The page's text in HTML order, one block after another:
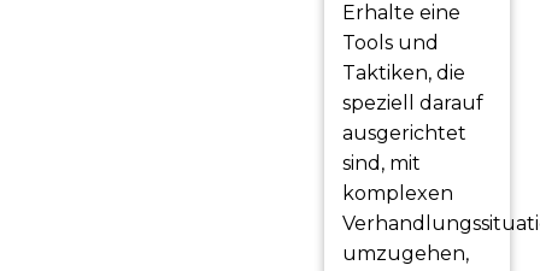
Erhalte eine
Tools und
Taktiken, die
speziell darauf
ausgerichtet
sind, mit
komplexen
umzugehen,